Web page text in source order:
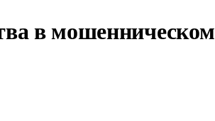
в мошенническом